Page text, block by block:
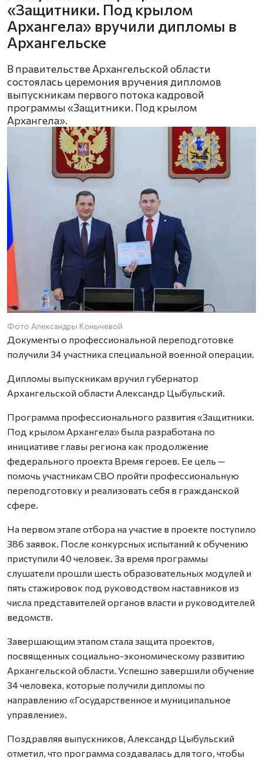
«Защитники. Под крылом
Архангела» вручили дипломы в
Архангельске
В правительстве Архангельской области
состоялась церемония вручения дипломов
выпускникам первого потока кадровой
программы «Защитники. Под крылом
Архангела».
Фото Александры Конычевой
Документы о профессиональной переподготовке
получили 34 участника специальной военной операции.
Дипломы выпускникам вручил губернатор
Архангельской области Александр Цыбульский.
Программа профессионального развития «Защитники.
Под крылом Архангела» была разработана по
инициативе главы региона как продолжение
федерального проекта Время героев. Ее цель —
помочь участникам СВО пройти профессиональную
переподготовку и реализовать себя в гражданской
сфере.
На первом этапе отбора на участие в проекте поступило
386 заявок. После конкурсных испытаний к обучению
приступили 40 человек. За время программы
слушатели прошли шесть образовательных модулей и
пять стажировок под руководством наставников из
числа представителей органов власти и руководителей
ведомств.
Завершающим этапом стала защита проектов,
посвященных социально-экономическому развитию
Архангельской области. Успешно завершили обучение
34 человека, которые получили дипломы по
направлению «Государственное и муниципальное
управление».
Поздравляя выпускников, Александр Цыбульский
отметил, что программа создавалась для того, чтобы